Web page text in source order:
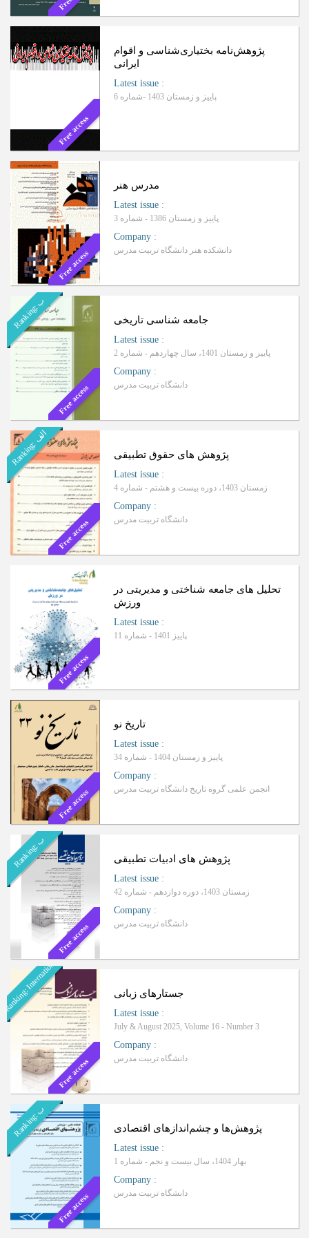
Free access
پژوهش‌نامه بختیاری‌شناسی و اقوام
ایرانی
Latest issue :
پاییز و زمستان 1403 -شماره 6
Free access
مدرس هنر
Latest issue :
پاییز و زمستان 1386 - شماره 3
Company :
دانشکده هنر دانشگاه تربیت مدرس
R
a
n
k
i
n
g
:ب
Free access
جامعه شناسی تاریخی
Latest issue :
پاییز و زمستان 1401، سال چهاردهم - شماره 2
Company :
دانشگاه تربیت مدرس
R
a
n
k
i
n
g
:
ا
ل
ف
Free access
پژوهش های حقوق تطبیقی
Latest issue :
زمستان 1403، دوره بیست و هشتم - شماره 4
Company :
دانشگاه تربیت مدرس
Free access
تحلیل های جامعه شناختی و مدیریتی در
ورزش
Latest issue :
پاییز 1401 - شماره 11
Free access
تاریخ نو
Latest issue :
پاییز و زمستان 1404 - شماره 34
Company :
انجمن علمی گروه تاریخ دانشگاه تربیت مدرس
R
a
n
k
i
n
g
:ب
Free access
پژوهش های ادبیات تطبیقی
Latest issue :
زمستان 1403، دوره دوازدهم - شماره 42
Company :
دانشگاه تربیت مدرس
Ranking: International
Free access
جستارهای زبانی
Latest issue :
July & August 2025, Volume 16 - Number 3
Company :
دانشگاه تربیت مدرس
R
a
n
k
i
n
g
:ب
Free access
پژوهش‌ها و چشم‌اندازهای اقتصادی
Latest issue :
بهار 1404، سال بیست و نجم - شماره 1
Company :
دانشگاه تربیت مدرس